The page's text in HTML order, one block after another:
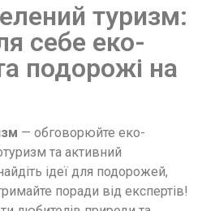
туризм:
себе еко-
подорожі на
— обговорюйте еко-
та активний
ідеї для подорожей,
поради від експертів!